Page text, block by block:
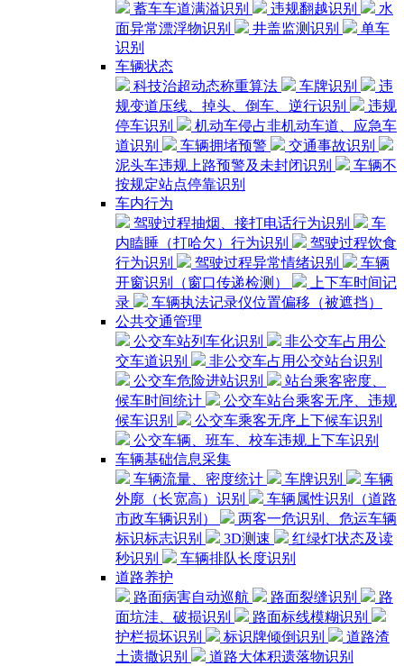
蓄车车道满溢识别
违规翻越识别
水
面异常漂浮物识别
井盖监测识别
单车
识别
车辆状态
科技治超动态称重算法
车牌识别
违
规变道压线、掉头、倒车、逆行识别
违规
停车识别
机动车侵占非机动车道、应急车
道识别
车辆拥堵预警
交通事故识别
泥头车违规上路预警及未封闭识别
车辆不
按规定站点停靠识别
车内行为
驾驶过程抽烟、接打电话行为识别
车
内瞌睡（打哈欠）行为识别
驾驶过程饮食
行为识别
驾驶过程异常情绪识别
车辆
开窗识别（窗口传递检测）
上下车时间记
录
车辆执法记录仪位置偏移（被遮挡）
公共交通管理
公交车站列车化识别
非公交车占用公
交车道识别
非公交车占用公交站台识别
公交车危险进站识别
站台乘客密度、
候车时间统计
公交车站台乘客无序、违规
候车识别
公交车乘客无序上下候车识别
公交车辆、班车、校车违规上下车识别
车辆基础信息采集
车辆流量、密度统计
车牌识别
车辆
外廓（长宽高）识别
车辆属性识别（道路
市政车辆识别）
两客一危识别、危运车辆
标识标志识别
3D测速
红绿灯状态及读
秒识别
车辆排队长度识别
道路养护
路面病害自动巡航
路面裂缝识别
路
面坑洼、破损识别
路面标线模糊识别
护栏损坏识别
标识牌倾倒识别
道路渣
土遗撒识别
道路大体积遗落物识别